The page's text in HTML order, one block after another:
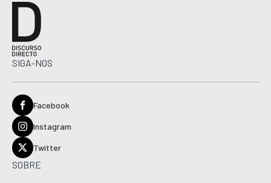
SIGA-NOS
Facebook
Instagram
Twitter
SOBRE